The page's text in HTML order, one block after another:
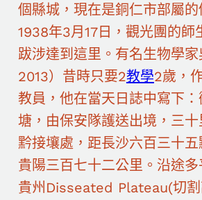
個縣城，現在是銅仁市部屬的
1938年3月17日，觀光團的師
跋涉達到這里。有名生物學
2013）昔時只要2教學2歲，
教員，他在當天日誌中寫下
塘，由保安隊護送出境，三十
黔接壤處，距長沙六百三十
貴陽三百七十二公里。沿途
貴州Disseated Plateau(切